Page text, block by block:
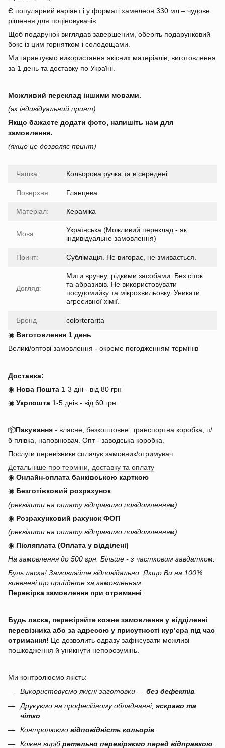
Є популярний варіант і у форматі хамелеон 330 мл – чудове
рішення для поціновувачів.
Щоб подарунок виглядав завершеним, оберіть подарунковий
бокс із цим горнятком і солодощами.
Ми гарантуємо використання якісних матеріалів, виготовлення
за 1 день та доставку по Україні.
Можливий переклад іншими мовами.
(як індивідуальний принт)
Якщо бажаєте додати фото, напишіть нам для
замовлення.
(якщо це дозволяє принт)
Чашка: Кольорова ручка та в середені
Поверхня: Глянцева
Матеріал: Кераміка
Мова:
Українська (Можливий переклад - як
індивідуальне замовлення)
Принт: Сублімація. Не вигорає, не змивається.
Догляд:
Мити вручну, рідкими засобами. Без сіток
та абразивів. Не використовувати
посудомийку та мікрохвильовку. Уникати
агресивної хімії.
Бренд
colorterarita
◉ Виготовлення 1 день
Великі/оптові замовлення - окреме погодженням термінів
Доставка:
◉ Нова Пошта 1-3 дні - від 80 грн
◉ Укрпошта 1-5 днів - від 60 грн.
📦Пакування - власне, безкоштовне: транспортна коробка, п/
б плівка, наповнювач. Опт - заводська коробка.
Послуги перевізникв сплачує замовник/отримувач.
Детальніше про терміни, доставку та оплату
◉ Онлайн-оплата банківською карткою
◉ Безготівковий розрахунок
(реквізити на оплату відправимо повідомленням)
◉ Розрахунковий рахунок ФОП
(реквізити на оплату відправимо повідомленням)
◉ Післяплата (Оплата у відділені)
На замовлення до 500 грн. Більше - з частковим завдатком.
Буль ласка! Замовляйте відповідально. Якщо Ви на 100%
впевнені що прийдете за замовленням.
Перевірка замовлення при отриманні
Будь ласка, перевіряйте кожне замовлення у відділенні
перевізника або за адресою у присутності кур’єра під час
отримання! Це дозволить одразу зафіксувати можливі
пошкодження й уникнути непорозумінь.
Ми контролюємо якість:
Використовуємо якісні заготовки — без дефектів
Друкуємо на професійному обладнанні, яскраво та
чітко
Контролюємо відповідність кольорів
Кожен вирібретельно перевіряємо перед відправкою.